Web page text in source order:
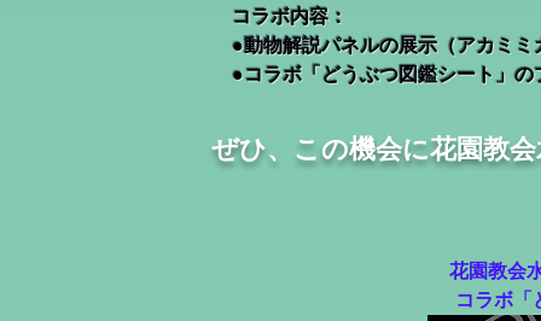
コラボ内容：
●動物解説パネルの展示（アカミミガメ＆
●コラボ「どうぶつ図鑑シート」のプ
ぜひ、この機会に花園教
花園教会
コラボ「